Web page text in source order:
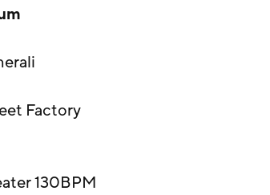
Factory
130BPM